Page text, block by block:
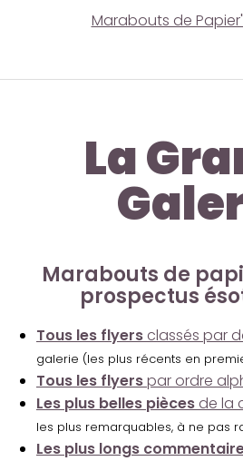
Marabouts de
La
Marabouts de
prospectus
Tous les flyers classés par
galerie (les plus récents en
Tous les flyerspar ordre
Les plus belles pièces de la
les plus remarquables, à ne pas
Les plus longs